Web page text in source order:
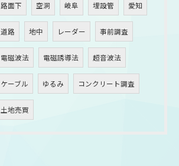
路面下 空洞 岐阜 埋設管 愛知
道路 地中 レーダー 事前調査
電磁波法 電磁誘導法 超音波法
ケーブル ゆるみ コンクリート調査
土地売買